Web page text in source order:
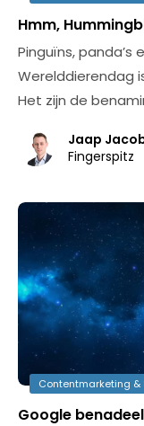
Hmm,
Pinguïns, panda’s
Werelddierendag
Het zijn de
Jaap
Fingerspitz
Contentmarketing &
Google